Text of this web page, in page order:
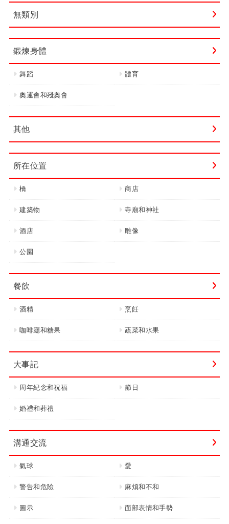
無類別
鍛煉身體
舞蹈 體育
奧運會和殘奧會
其他
所在位置
橋 商店
建築物 寺廟和神社
酒店 雕像
公園
餐飲
酒精 烹飪
咖啡廳和糖果 蔬菜和水果
大事記
周年紀念和祝福 節日
婚禮和葬禮
溝通交流
氣球 愛
警告和危險 麻煩和不和
圖示 面部表情和手勢